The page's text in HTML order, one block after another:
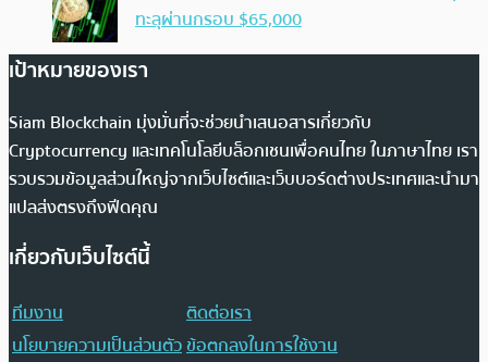
ทะลุผ่านกรอบ $65,000
เป้าหมายของเรา
Siam Blockchain มุ่งมั่นที่จะช่วยนำเสนอสารเกี่ยวกับ
Cryptocurrency และเทคโนโลยีบล็อกเชนเพื่อคนไทย ในภาษาไทย เรา
รวบรวมข้อมูลส่วนใหญ่จากเว็บไซต์และเว็บบอร์ดต่างประเทศและนำมา
แปลส่งตรงถึงฟีดคุณ
เกี่ยวกับเว็บไซต์นี้
ทีมงาน
ติดต่อเรา
นโยบายความเป็นส่วนตัวข้อตกลงในการใช้งาน